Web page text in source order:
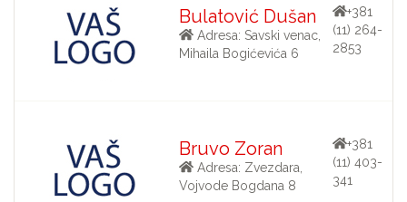
Bulatović Dušan
Adresa: Savski venac,
Mihaila Bogićevića 6
+381
(11) 264-
2853
Bruvo Zoran
Adresa: Zvezdara,
Vojvode Bogdana 8
+381
(11) 403-
341